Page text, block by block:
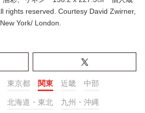
rights reserved. Courtesy David Zwirner,
New York/ London.
東京都 関東 近畿 中部
北海道・東北 九州・沖縄